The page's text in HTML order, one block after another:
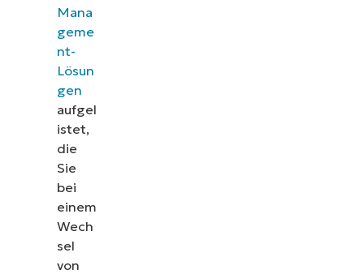
Mana
geme
nt-
Lösun
gen
aufgel
istet,
die
Sie
bei
einem
Wech
sel
von